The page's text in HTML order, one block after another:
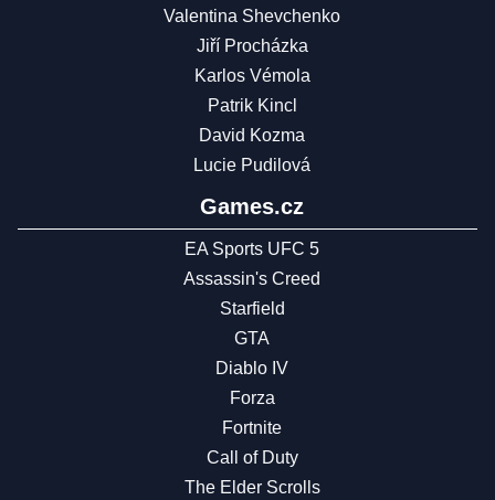
Valentina Shevchenko
Jiří Procházka
Karlos Vémola
Patrik Kincl
David Kozma
Lucie Pudilová
Games.cz
EA Sports UFC 5
Assassin's Creed
Starfield
GTA
Diablo IV
Forza
Fortnite
Call of Duty
The Elder Scrolls